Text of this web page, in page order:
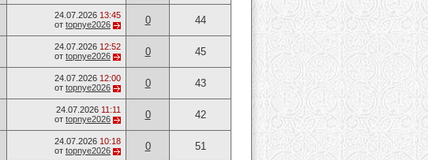
24.07.2026 13:45
от topnye2026 0 44
24.07.2026 12:52
от topnye2026 0 45
24.07.2026 12:00
от topnye2026 0 43
24.07.2026 11:11
от topnye2026 0 42
24.07.2026 10:18
от topnye2026 0 51